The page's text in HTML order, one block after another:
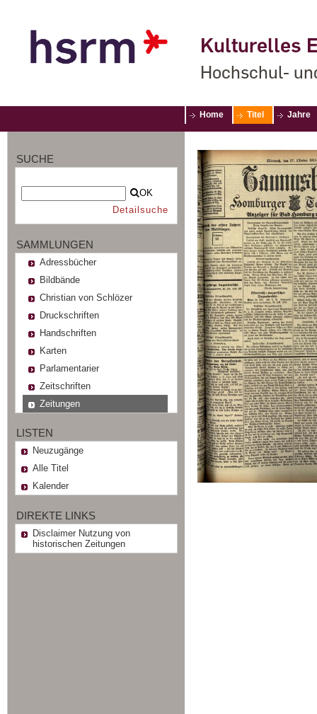
Kulturelles
Hochschul-
Home Titel Jahre
SUCHE
OK
Detailsuche
SAMMLUNGEN
Adressbücher
Bildbände
Christian von Schlözer
Druckschriften
Handschriften
Karten
Parlamentarier
Zeitschriften
Zeitungen
LISTEN
Neuzugänge
Alle Titel
Kalender
DIREKTE LINKS
Disclaimer Nutzung von
historischen Zeitungen